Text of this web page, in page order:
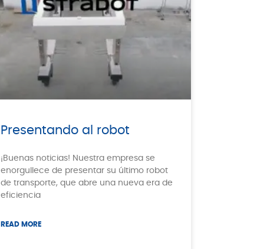
Presentando al robot
¡Buenas noticias! Nuestra empresa se
enorgullece de presentar su último robot
de transporte, que abre una nueva era de
eficiencia
READ MORE